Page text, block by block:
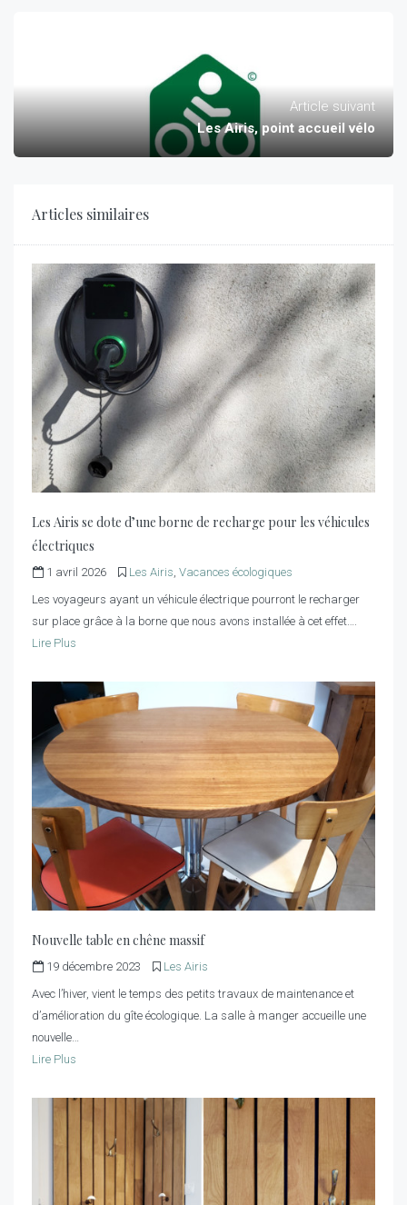
Article suivant
Les Airis, point accueil vélo
Articles similaires
Les Airis se dote d’une borne de recharge pour les véhicules
électriques
1 avril 2026 Les Airis Vacances écologiques
Les voyageurs ayant un véhicule électrique pourront le recharger
sur place grâce à la borne que nous avons installée à cet effet….
Lire Plus
Nouvelle table en chêne massif
19 décembre 2023
Les Airis
Avec l’hiver, vient le temps des petits travaux de maintenance et
d’amélioration du gîte écologique. La salle à manger accueille une
nouvelle…
Lire Plus